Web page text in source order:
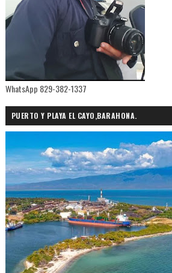
WhatsApp 829-382-1337
PUERTO Y PLAYA EL CAYO,BARAHONA.